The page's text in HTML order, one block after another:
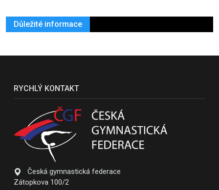
Důležité informace
RYCHLÝ KONTAKT
Česká gymnastická federace
Zátopkova 100/2